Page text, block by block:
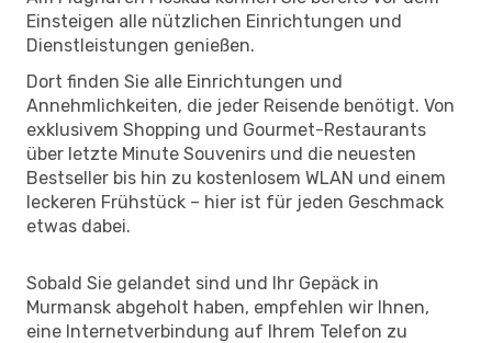
Einsteigen alle nützlichen Einrichtungen und
Dienstleistungen genießen.
Dort finden Sie alle Einrichtungen und
Annehmlichkeiten, die jeder Reisende benötigt. Von
exklusivem Shopping und Gourmet-Restaurants
über letzte Minute Souvenirs und die neuesten
Bestseller bis hin zu kostenlosem WLAN und einem
leckeren Frühstück – hier ist für jeden Geschmack
etwas dabei.
Sobald Sie gelandet sind und Ihr Gepäck in
Murmansk abgeholt haben, empfehlen wir Ihnen,
eine Internetverbindung auf Ihrem Telefon zu